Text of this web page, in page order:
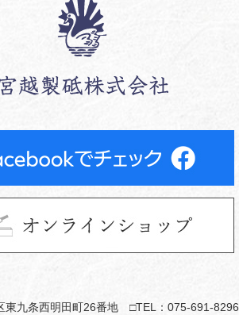
東九条西明田町26番地 TEL：075-691-8296